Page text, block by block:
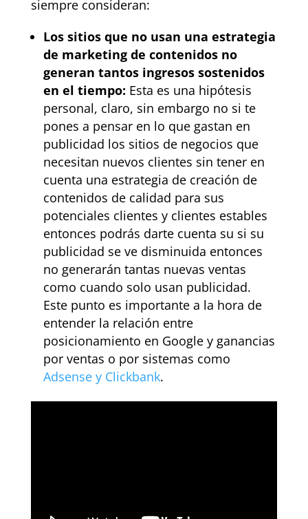
siempre consideran:
Los sitios que no usan una estrategia
de marketing de contenidos no
generan tantos ingresos sostenidos
en el tiempo: Esta es una hipótesis
personal, claro, sin embargo no si te
pones a pensar en lo que gastan en
publicidad los sitios de negocios que
necesitan nuevos clientes sin tener en
cuenta una estrategia de creación de
contenidos de calidad para sus
potenciales clientes y clientes estables
entonces podrás darte cuenta su si su
publicidad se ve disminuida entonces
no generarán tantas nuevas ventas
como cuando solo usan publicidad.
Este punto es importante a la hora de
entender la relación entre
posicionamiento en Google y ganancias
por ventas o por sistemas como
Adsense y Clickbank.